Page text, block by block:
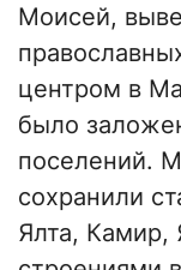
Моисей,
центром в
было
поселений.
сохранили
Ялта, Камир,